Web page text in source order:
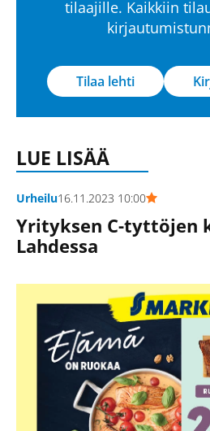
tilaajille. Kaikkiin
Tilaa lehti
LUE LISÄÄ
Urheilu16.11.2023 10:00
Yrityksen C-tyttöjen
Lahdessa